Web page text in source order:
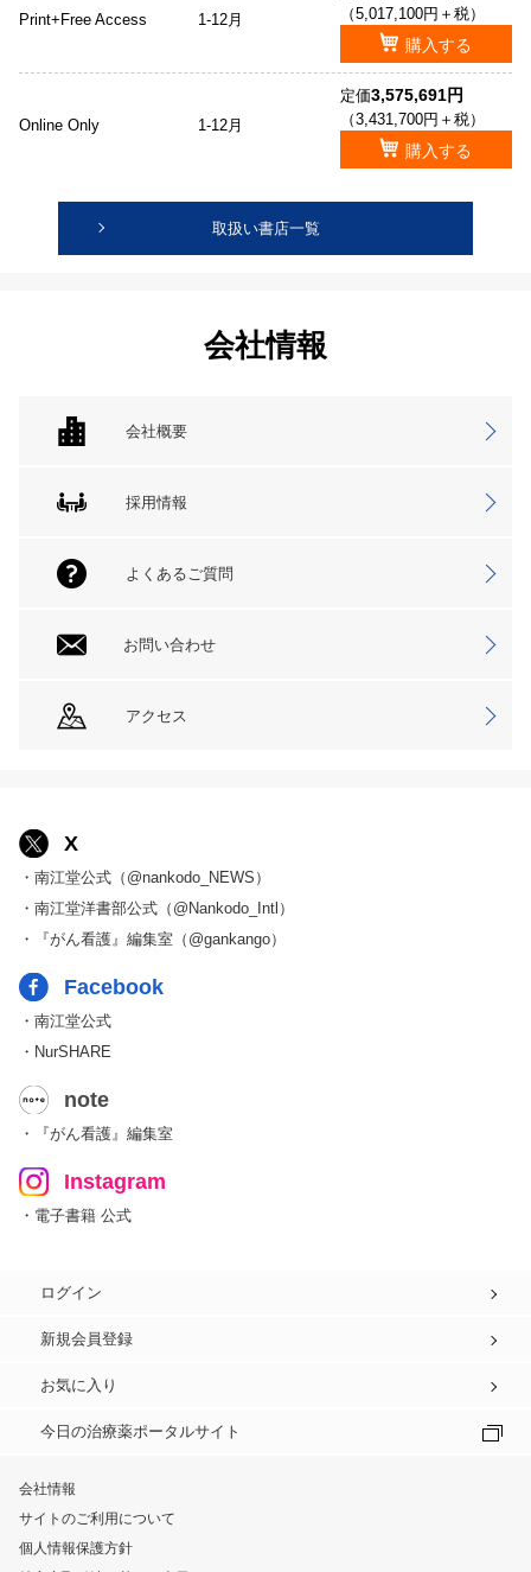
Print+Free Access 1-12月 （5,017,100円＋税）
購入する
Online Only 1-12月
定価3,575,691円
（3,431,700円＋税）
購入する
取扱い書店一覧
会社情報
会社概要
採用情報
よくあるご質問
お問い合わせ
アクセス
X
・南江堂公式（@nankodo_NEWS）
・南江堂洋書部公式（@Nankodo_Intl）
・『がん看護』編集室（@gankango）
Facebook
・南江堂公式
・NurSHARE
note
・『がん看護』編集室
Instagram
・電子書籍 公式
ログイン
新規会員登録
お気に入り
今日の治療薬ポータルサイト
会社情報
サイトのご利用について
個人情報保護方針